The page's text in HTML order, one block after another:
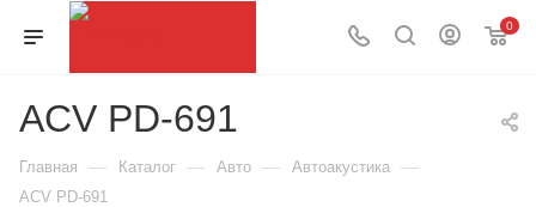
0
ACV PD-691
Главная — Каталог — Авто — Автоакустика —
ACV PD-691